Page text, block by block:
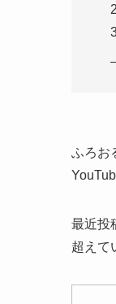
ふろお
最近投
超えて